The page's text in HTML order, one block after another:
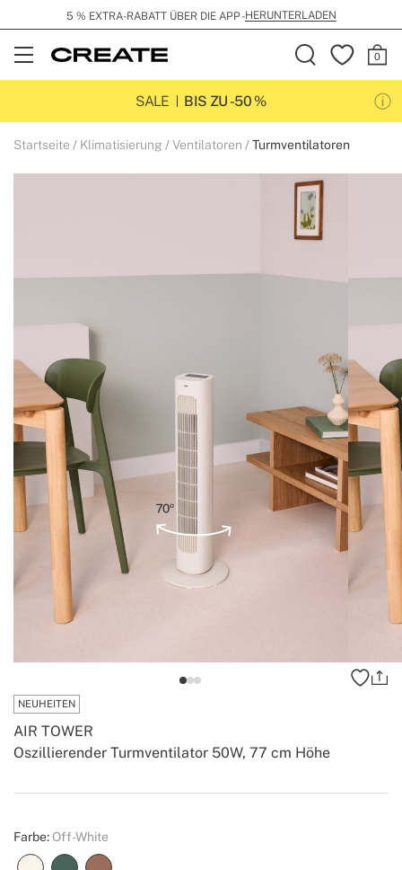
5 % EXTRA-RABATT ÜBER DIE APP -HERUNTERLADEN
Open
Menu
SALE
BIS ZU -50 %
Startseite Klimatisierung Ventilatoren Turmventilatoren
NEUHEITEN
Oszillierender Turmventilator 50W, 77 cm Höhe
AIR TOWER
Create
Farbe: Off-White